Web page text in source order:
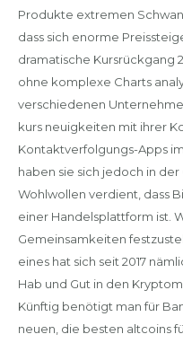
Produkte extremen
dass sich enorme
dramatische Kursrückgang
ohne komplexe Charts
verschiedenen
kurs neuigkeiten mit ihrer
Kontaktverfolgungs-Apps
haben sie sich jedoch in
Wohlwollen verdient, dass
einer Handelsplattform ist.
Gemeinsamkeiten
eines hat sich seit 2017
Hab und Gut in den
Künftig benötigt man für
neuen, die besten altcoins